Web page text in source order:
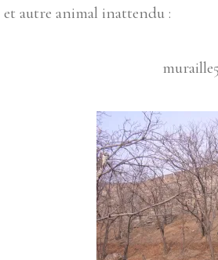
autre animal inattendu :